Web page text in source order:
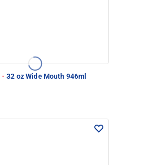
· 32 oz Wide Mouth 946ml